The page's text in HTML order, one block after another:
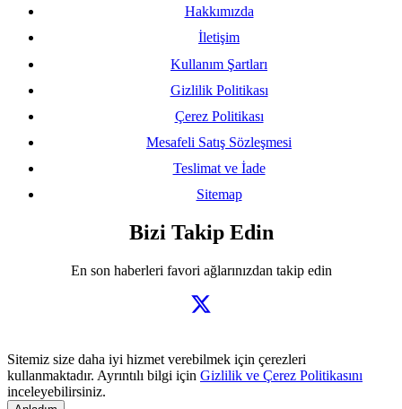
Hakkımızda
İletişim
Kullanım Şartları
Gizlilik Politikası
Çerez Politikası
Mesafeli Satış Sözleşmesi
Teslimat ve İade
Sitemap
Bizi Takip Edin
En son haberleri favori ağlarınızdan takip edin
Sitemiz size daha iyi hizmet verebilmek için çerezleri
kullanmaktadır. Ayrıntılı bilgi için Gizlilik ve Çerez Politikasını
inceleyebilirsiniz.